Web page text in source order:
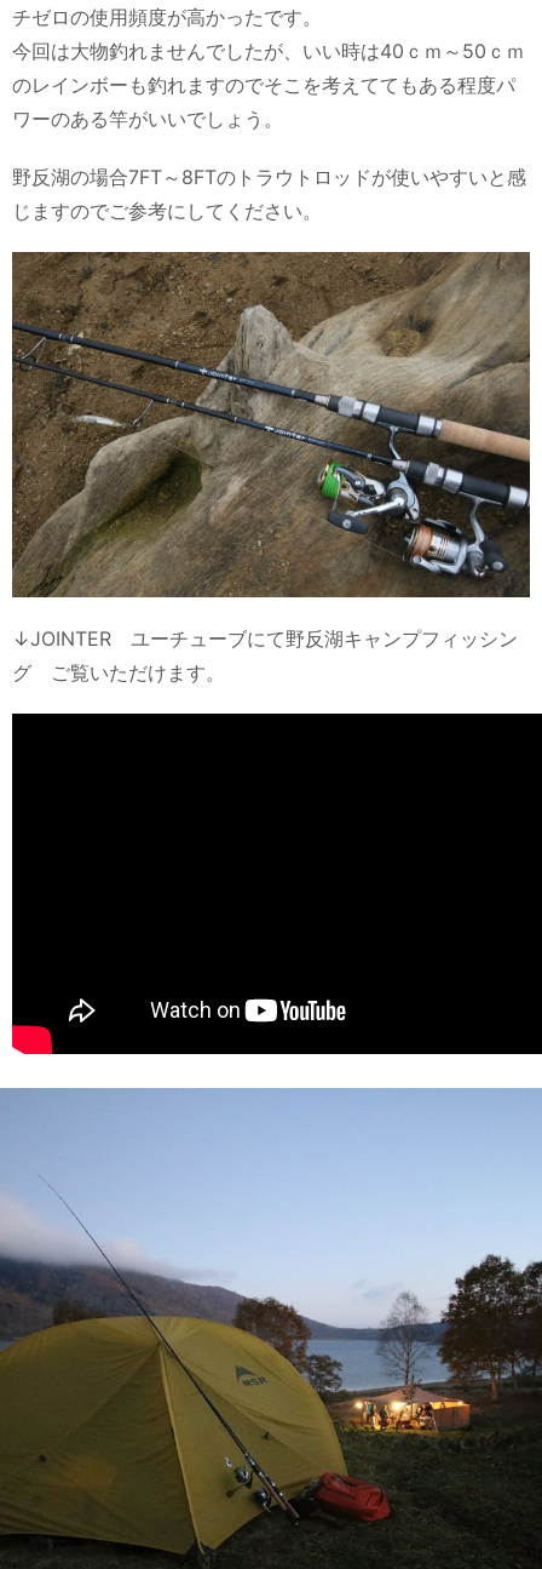
チゼロの使用頻度が高かったです。
今回は大物釣れませんでしたが、いい時は40ｃｍ～50ｃｍ
のレインボーも釣れますのでそこを考えててもある程度パ
ワーのある竿がいいでしょう。
野反湖の場合7FT～8FTのトラウトロッドが使いやすいと感
じますのでご参考にしてください。
↓JOINTER ユーチューブにて野反湖キャンプフィッシン
グ ご覧いただけます。